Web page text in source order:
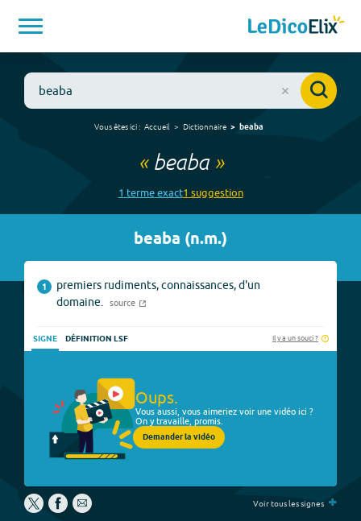
Vous êtes ici : Accueil Dictionnaire beaba
« beaba»
1 termeexact1 suggestion
beaba (n.m.)
1
premiers rudiments, connaissances, d'un
domaine.
source
SIGNE DÉFINITION LSF Il y a un souci ?
Oups.
Vous aussi, vous aimeriez voir une vidéo ici ?
On y travaille, promis.
Demander la vidéo
Voir tous les signes +